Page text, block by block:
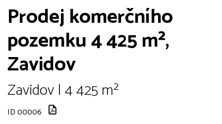
Prodej komerčního
pozemku 4 425 m²,
Zavidov
Zavidov | 4 425 m²
ID 00006